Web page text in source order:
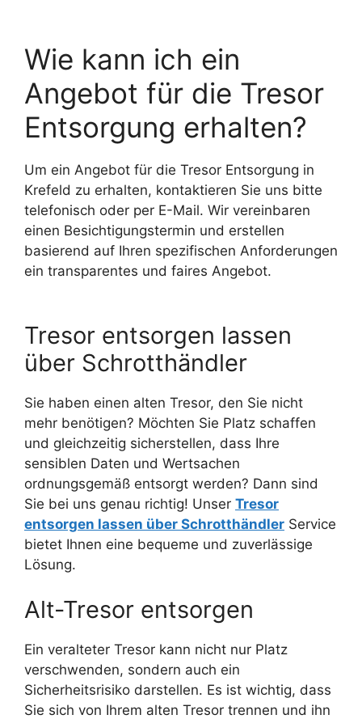
Wie kann ich ein
Angebot für die Tresor
Entsorgung erhalten?
Um ein Angebot für die Tresor Entsorgung in
Krefeld zu erhalten, kontaktieren Sie uns bitte
telefonisch oder per E-Mail. Wir vereinbaren
einen Besichtigungstermin und erstellen
basierend auf Ihren spezifischen Anforderungen
ein transparentes und faires Angebot.
Tresor entsorgen lassen
über Schrotthändler
Sie haben einen alten Tresor, den Sie nicht
mehr benötigen? Möchten Sie Platz schaffen
und gleichzeitig sicherstellen, dass Ihre
sensiblen Daten und Wertsachen
ordnungsgemäß entsorgt werden? Dann sind
Sie bei uns genau richtig! Unser Tresor
entsorgen lassen über Schrotthändler Service
bietet Ihnen eine bequeme und zuverlässige
Lösung.
Alt-Tresor entsorgen
Ein veralteter Tresor kann nicht nur Platz
verschwenden, sondern auch ein
Sicherheitsrisiko darstellen. Es ist wichtig, dass
Sie sich von Ihrem alten Tresor trennen und ihn